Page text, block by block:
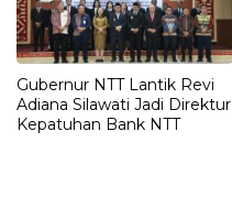
Gubernur NTT Lantik Revi
Adiana Silawati Jadi Direktur
Kepatuhan Bank NTT